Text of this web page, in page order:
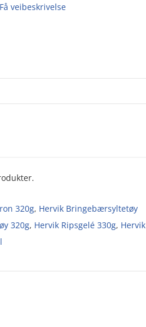
Få veibeskrivelse
320g, Hervik Bringebærsyltetøy
320g, Hervik Ripsgelé 330g, Hervik